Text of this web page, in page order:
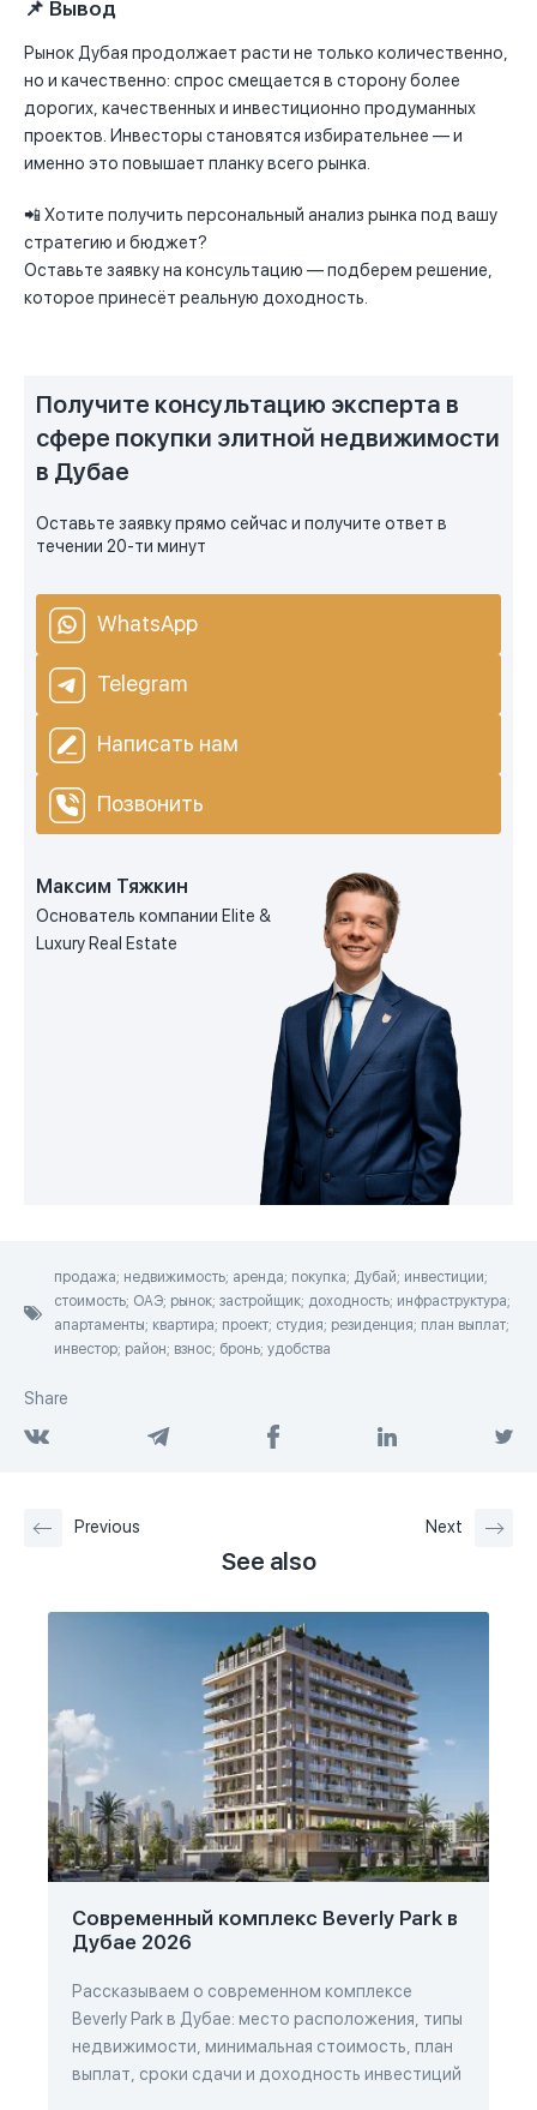
📌 Вывод
Рынок Дубая продолжает расти не только количественно,
но и качественно: спрос смещается в сторону более
дорогих, качественных и инвестиционно продуманных
проектов. Инвесторы становятся избирательнее — и
именно это повышает планку всего рынка.
📲 Хотите получить персональный анализ рынка под вашу
стратегию и бюджет?
Оставьте заявку на консультацию — подберем решение,
которое принесёт реальную доходность.
Получите консультацию эксперта в
сфере покупки элитной недвижимости
в Дубае
Оставьте заявку прямо сейчас и получите ответ в
течении 20-ти минут
WhatsApp
Telegram
Написать нам
Позвонить
Максим Тяжкин
Основатель компании Elite &
Luxury Real Estate
продажа; недвижимость; аренда; покупка; Дубай; инвестиции;
стоимость; ОАЭ; рынок; застройщик; доходность; инфраструктура;
апартаменты; квартира; проект; студия; резиденция; план выплат;
инвестор; район; взнос; бронь; удобства
Share
Previous Next
See also
Современный комплекс Beverly Park в
Дубае 2026
Рассказываем о современном комплексе
Beverly Park в Дубае: место расположения, типы
недвижимости, минимальная стоимость, план
выплат, сроки сдачи и доходность инвестиций